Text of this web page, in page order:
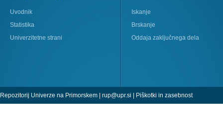
Uvodnik
Statistika
Univerzitetne strani
Iskanje
Brskanje
Oddaja zaključnega dela
Repozitorij Univerze na Primorskem | rup@upr.si | Piškotki in zasebnost